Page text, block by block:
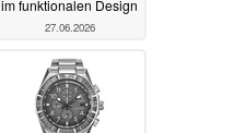
im funktionalen Design
27.06.2026